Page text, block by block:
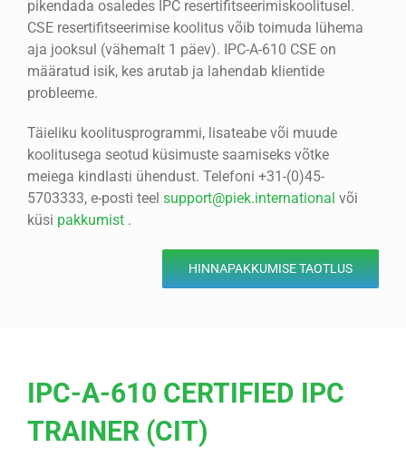
pikendada osaledes IPC resertifitseerimiskoolitusel.
CSE resertifitseerimise koolitus võib toimuda lühema
aja jooksul (vähemalt 1 päev). IPC-A-610 CSE on
määratud isik, kes arutab ja lahendab klientide
probleeme.
Täieliku koolitusprogrammi, lisateabe või muude
koolitusega seotud küsimuste saamiseks võtke
meiega kindlasti ühendust. Telefoni +31-(0)45-
5703333, e-posti teel support@piek.international või
küsi pakkumist.
HINNAPAKKUMISE TAOTLUS
IPC-A-610 CERTIFIED IPC
TRAINER (CIT)